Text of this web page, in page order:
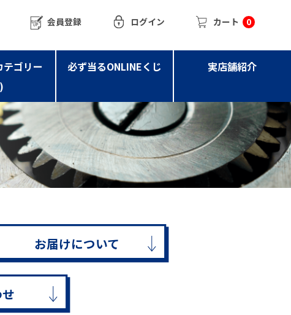
会員登録 ログイン カート 0
ゴリー
必ず当るONLINEくじ 実店舗紹介
お届けについて